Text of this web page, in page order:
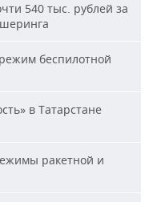
540 тыс. рублей за
беспилотной
в Татарстане
ракетной и